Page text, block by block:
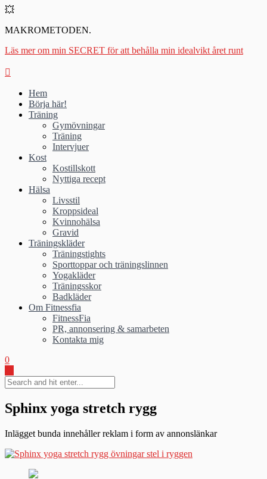
💥
MAKROMETODEN.
Läs mer om min SECRET för att behålla min idealvikt året runt
Hem
Börja här!
Träning
Gymövningar
Träning
Intervjuer
Kost
Kostillskott
Nyttiga recept
Hälsa
Livsstil
Kroppsideal
Kvinnohälsa
Gravid
Träningskläder
Träningstights
Sporttoppar och träningslinnen
Yogakläder
Träningsskor
Badkläder
Om Fitnessfia
FitnessFia
PR, annonsering & samarbeten
Kontakta mig
0
Sphinx yoga stretch rygg
Inlägget bunda innehåller reklam i form av annonslänkar